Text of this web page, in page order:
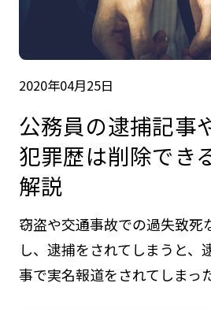
2020年04月25日
公務員の逮捕記事
犯罪歴は削除でき
解説
窃盗や交通事故での過失致死
し、逮捕をされてしまうと、
事で実名報道をされてしまっ